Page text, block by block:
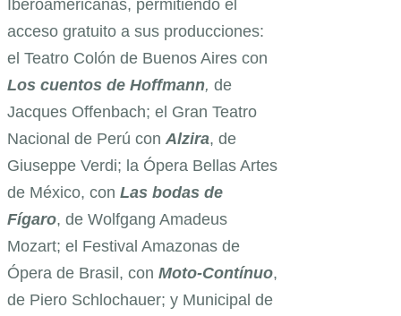
Iberoamericanas, permitiendo el
acceso gratuito a sus producciones:
el Teatro Colón de Buenos Aires con
Los cuentos de Hoffmann, de
Jacques Offenbach; el Gran Teatro
Nacional de Perú con Alzira, de
Giuseppe Verdi; la Ópera Bellas Artes
de México, con Las bodas de
Fígaro, de Wolfgang Amadeus
Mozart; el Festival Amazonas de
Ópera de Brasil, con Moto-Contínuo,
de Piero Schlochauer; y Municipal de